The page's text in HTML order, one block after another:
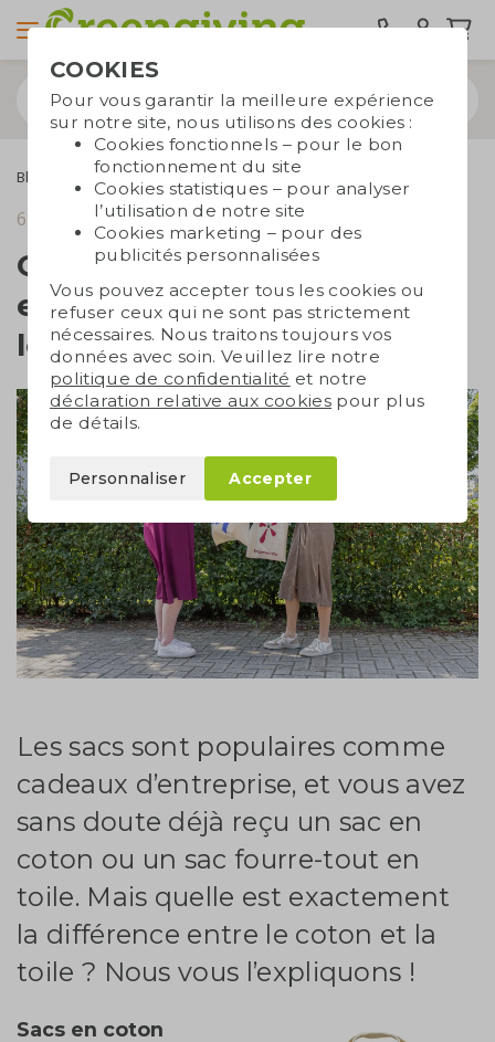
Blogs
6 mai 2025 temps de lecture 2 min.
Quelle est la différence
entre les sacs en coton et
les sacs en toile ?
Les sacs sont populaires comme
cadeaux d’entreprise, et vous avez
sans doute déjà reçu un sac en
coton ou un sac fourre-tout en
toile. Mais quelle est exactement
la différence entre le coton et la
toile ? Nous vous l’expliquons !
Sacs en coton
COOKIES
Pour vous garantir la meilleure expérience
sur notre site, nous utilisons des cookies :
Cookies fonctionnels – pour le bon
fonctionnement du site
Cookies statistiques – pour analyser
l’utilisation de notre site
Cookies marketing – pour des
publicités personnalisées
Vous pouvez accepter tous les cookies ou
refuser ceux qui ne sont pas strictement
nécessaires. Nous traitons toujours vos
données avec soin. Veuillez lire notre
politique de confidentialité et notre
déclaration relative aux cookies pour plus
de détails.
Personnaliser Accepter